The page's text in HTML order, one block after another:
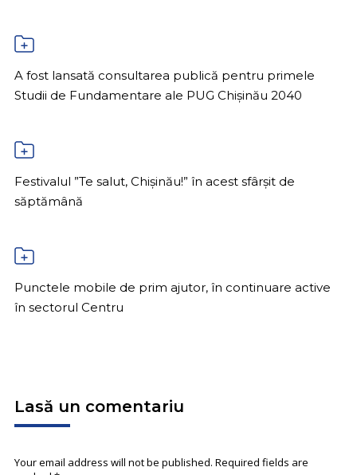
A fost lansată consultarea publică pentru primele
Studii de Fundamentare ale PUG Chișinău 2040
Festivalul ”Te salut, Chișinău!” în acest sfârșit de
săptămână
Punctele mobile de prim ajutor, în continuare active
în sectorul Centru
Lasă un comentariu
Your email address will not be published. Required fields are